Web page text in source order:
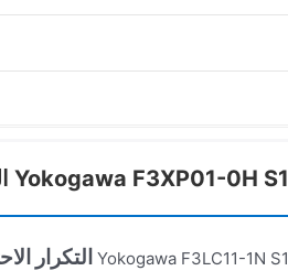
الميزات الرئيسية لـ Yokogawa F3XP01-0H S1
التكرار